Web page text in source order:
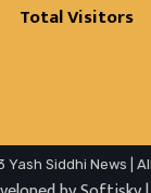
Total Visitors
Siddhi News |